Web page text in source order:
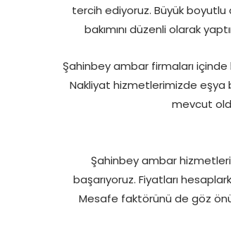
tercih ediyoruz. Büyük boyutlu
bakımını düzenli olarak
Şahinbey ambar firmaları
Nakliyat hizmetlerimizde eşya
mevcut
Şahinbey ambar
başarıyoruz. Fiyatları
Mesafe faktörünü de göz